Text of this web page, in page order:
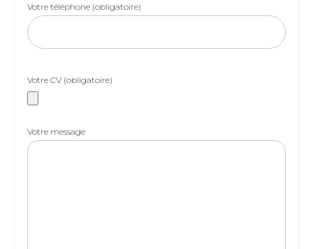
Votre téléphone (obligatoire)
Votre CV (obligatoire)
Votre message